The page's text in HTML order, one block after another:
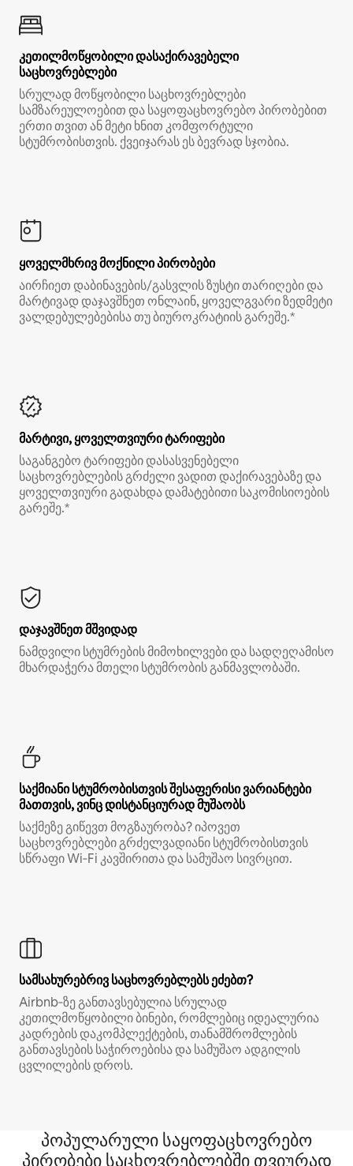
კეთილმოწყობილი დასაქირავებელი
საცხოვრებლები
სრულად მოწყობილი საცხოვრებლები
სამზარეულოებით და საყოფაცხოვრებო პირობებით
ერთი თვით ან მეტი ხნით კომფორტული
სტუმრობისთვის. ქვეიჯარას ეს ბევრად სჯობია.
ყოველმხრივ მოქნილი პირობები
აირჩიეთ დაბინავების/გასვლის ზუსტი თარიღები და
მარტივად დაჯავშნეთ ონლაინ, ყოველგვარი ზედმეტი
ვალდებულებებისა თუ ბიუროკრატიის გარეშე.*
მარტივი, ყოველთვიური ტარიფები
საგანგებო ტარიფები დასასვენებელი
საცხოვრებლების გრძელი ვადით დაქირავებაზე და
ყოველთვიური გადახდა დამატებითი საკომისიოების
გარეშე.*
დაჯავშნეთ მშვიდად
ნამდვილი სტუმრების მიმოხილვები და სადღეღამისო
მხარდაჭერა მთელი სტუმრობის განმავლობაში.
საქმიანი სტუმრობისთვის შესაფერისი ვარიანტები
მათთვის, ვინც დისტანციურად მუშაობს
საქმეზე გიწევთ მოგზაურობა? იპოვეთ
საცხოვრებლები გრძელვადიანი სტუმრობისთვის
სწრაფი Wi‑Fi კავშირითა და სამუშაო სივრცით.
სამსახურებრივ საცხოვრებლებს ეძებთ?
Airbnb‑ზე განთავსებულია სრულად
კეთილმოწყობილი ბინები, რომლებიც იდეალურია
კადრების დაკომპლექტების, თანამშრომლების
განთავსების საჭიროებისა და სამუშაო ადგილის
ცვლილების დროს.
პოპულარული საყოფაცხოვრებო
პირობები საცხოვრებლებში თვიურად